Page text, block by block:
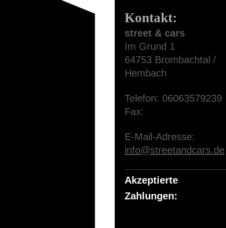
Kontakt:
street & cars
Im Grund 1
64753 Brombachtal /
Hembach
Telefon: 06063579239
Fax:
E-Mail-Adresse:
info@streetandcars.de
Akzeptierte
Zahlungen: